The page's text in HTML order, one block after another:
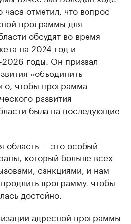
часа отметил, что вопрос
программы для
обсудят во время
на 2024 год и
годы. Он призвал
«объединить
чтобы программа
развития
была на последующие
область — это особый
который больше всех
санкциями, и нам
программу, чтобы
достойно.
адресной программы